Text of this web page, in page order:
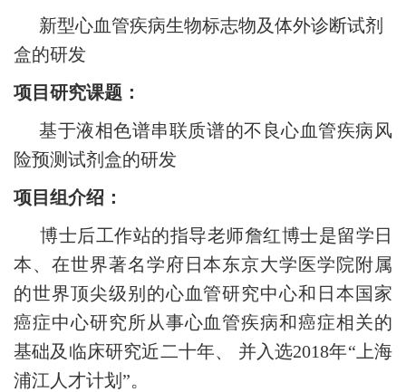
新型心血管疾病生物标志物及体外诊断试剂
盒的研发
项目研究课题：
基于液相色谱串联质谱的不良心血管疾病风
险预测试剂盒的研发
项目组介绍：
博士后工作站的指导老师詹红博士是留学日
本、在世界著名学府日本东京大学医学院附属
的世界顶尖级别的心血管研究中心和日本国家
癌症中心研究所从事心血管疾病和癌症相关的
基础及临床研究近二十年、 并入选2018年“上海
浦江人才计划”。